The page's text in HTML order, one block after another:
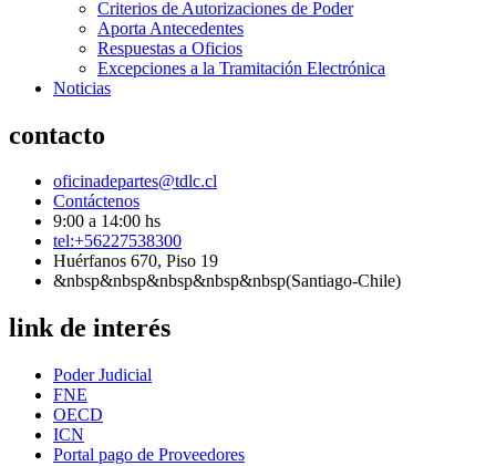
Criterios de Autorizaciones de Poder
Aporta Antecedentes
Respuestas a Oficios
Excepciones a la Tramitación Electrónica
Noticias
contacto
oficinadepartes@tdlc.cl
Contáctenos
9:00 a 14:00 hs
tel:+56227538300
Huérfanos 670, Piso 19
&nbsp&nbsp&nbsp&nbsp&nbsp(Santiago-Chile)
link de interés
Poder Judicial
FNE
OECD
ICN
Portal pago de Proveedores